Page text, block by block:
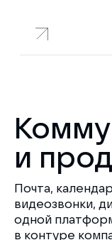
и
Почта,
видеозвонки,
одной
в контуре